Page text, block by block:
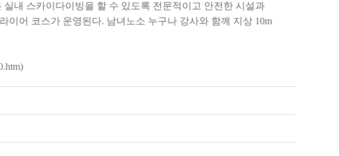
내 스카이다이빙을 할 수 있도록 전문적이고 안전한 시설과
이어 코스가 운영된다. 남녀노소 누구나 강사와 함께 지상 10m